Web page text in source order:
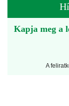
Kapja meg a
A